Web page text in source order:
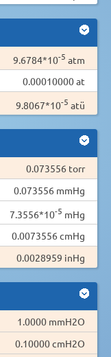
9.6784*10-5 atm
0.00010000 at
9.8067*10-5 atü
0.073556 torr
0.073556 mmHg
7.3556*10-5 mHg
0.0073556 cmHg
0.0028959 inHg
1.0000 mmH2O
0.10000 cmH2O